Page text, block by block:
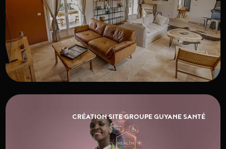
CRÉATION SITE GROUPE GUYANE SANTÉ